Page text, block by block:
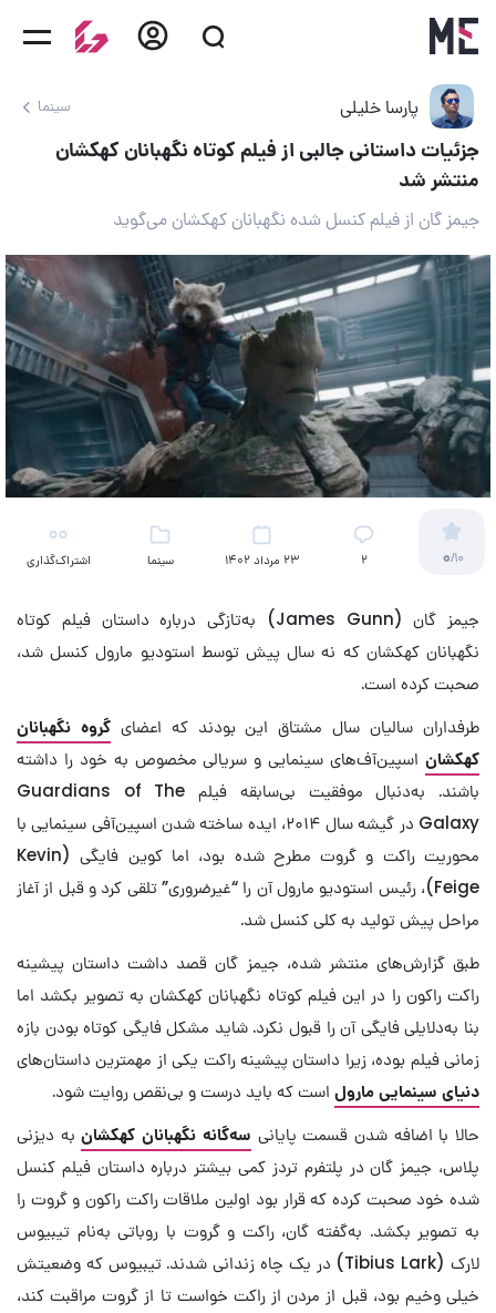
پارسا خلیلی سینما
جزئیات داستانی جالبی از فیلم کوتاه نگهبانان کهکشان
منتشر شد
جیمز گان از فیلم کنسل شده نگهبانان کهکشان می‌گوید
0/10
2 23 مرداد 1402 سینما اشتراک‌گذاری
جیمز گان (James Gunn) به‌تازگی درباره داستان فیلم کوتاه
نگهبانان کهکشان که نه سال پیش توسط استودیو مارول کنسل شد،
صحبت کرده است.
طرفداران سالیان سال مشتاق این بودند که اعضایگروه نگهبانان
کهکشان اسپین‌آف‌های سینمایی و سریالی مخصوص به خود را داشته
باشند. به‌دنبال موفقیت بی‌سابقه فیلم Guardians of The
Galaxy در گیشه سال ۲۰۱۴، ایده ساخته شدن اسپین‌آفی سینمایی با
محوریت راکت و گروت مطرح شده بود، اما کوین فایگی (Kevin
Feige)، رئیس استودیو مارول آن را “غیرضروری” تلقی کرد و قبل از آغاز
مراحل پیش تولید به کلی کنسل شد.
طبق گزارش‌های منتشر شده، جیمز گان قصد داشت داستان پیشینه
راکت راکون را در این فیلم کوتاه نگهبانان کهکشان به تصویر بکشد اما
بنا به‌دلایلی فایگی آن را قبول نکرد. شاید مشکل فایگی کوتاه بودن بازه
زمانی فیلم بوده، زیرا داستان پیشینه راکت یکی از مهمترین داستان‌های
دنیای سینمایی مارول است که باید درست و بی‌نقص روایت شود.
حالا با اضافه شدن قسمت پایانی سه‌گانه نگهبانان کهکشانبه دیزنی
پلاس، جیمز گان در پلتفرم تردز کمی بیشتر درباره داستان فیلم کنسل
شده خود صحبت کرده که قرار بود اولین ملاقات راکت راکون و گروت را
به تصویر بکشد. به‌گفته گان، راکت و گروت با روباتی به‌نام تیبیوس
لارک (Tibius Lark) در یک چاه زندانی شدند. تیبیوس که وضعیتش
خیلی وخیم بود، قبل از مردن از راکت خواست تا از گروت مراقبت کند،